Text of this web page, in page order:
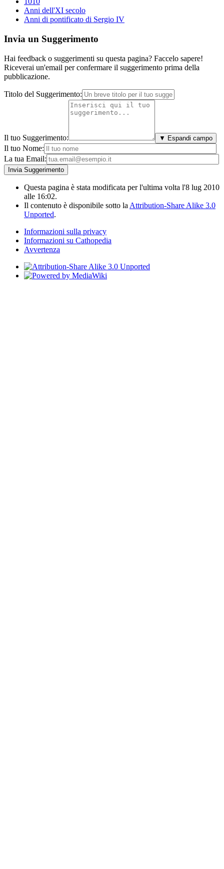
Anni dell'XI secolo
Anni di pontificato di Sergio IV
Invia un Suggerimento
Hai feedback o suggerimenti su questa pagina? Faccelo sapere!
Riceverai un'email per confermare il suggerimento prima della
pubblicazione.
Titolo del Suggerimento:
Il tuo Suggerimento: ▼ Espandi campo
Il tuo Nome:
La tua Email:
Questa pagina è stata modificata per l'ultima volta l'8 lug 2010
alle 16:02.
Il contenuto è disponibile sotto la Attribution-Share Alike 3.0
Unported.
Informazioni sulla privacy
Informazioni su Cathopedia
Avvertenza